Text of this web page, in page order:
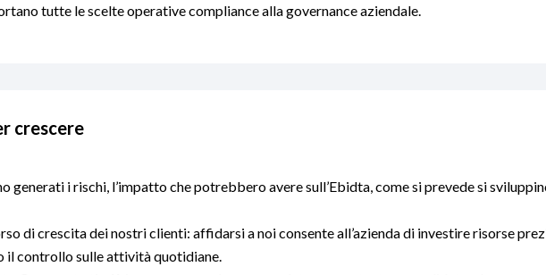
tutte le scelte operative compliance alla governance aziendale.
crescere
generati i rischi, l’impatto che potrebbero avere sull’Ebidta, come si prevede si
di crescita dei nostri clienti: affidarsi a noi consente all’azienda di investire risorse
il controllo sulle attività quotidiane.